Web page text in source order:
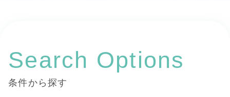
Search Options
条件から探す